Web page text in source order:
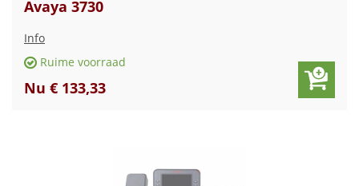
Avaya 3730
Info
Ruime voorraad
Nu € 133,33